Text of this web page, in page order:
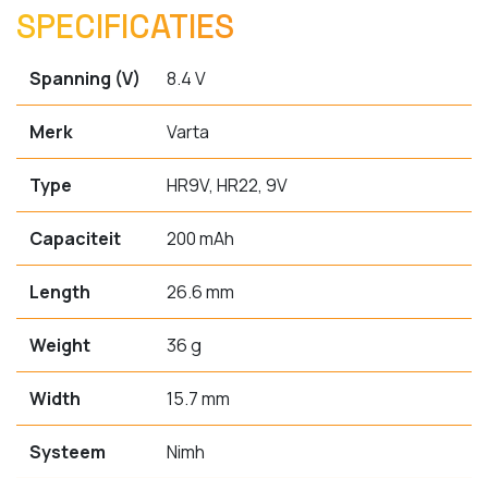
SPECIFICATIES
Spanning (V) 8.4 V
Merk Varta
Type HR9V, HR22, 9V
Capaciteit 200 mAh
Length 26.6 mm
Weight 36 g
Width 15.7 mm
Systeem Nimh